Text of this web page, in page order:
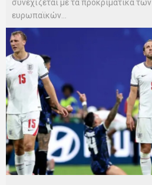
συνεχίζεται με τα προκριματικά των
ευρωπαϊκών...